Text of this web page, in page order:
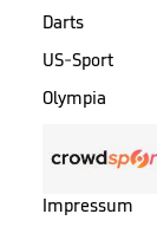
Darts
US-Sport
Olympia
Impressum